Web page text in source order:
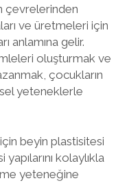
çevrelerinden
ve üretmeleri için
anlamına gelir.
oluşturmak ve
çocukların
yeteneklerle
beyin plastisitesi
kolaylıkla
yeteneğine